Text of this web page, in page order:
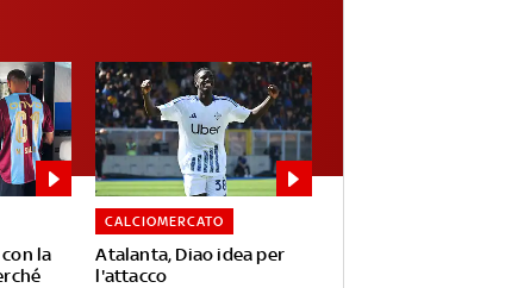
la
Atalanta, Diao idea per
l'attacco
CALCIOMERCATO